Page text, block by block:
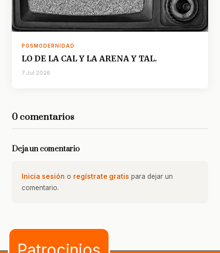
POSMODERNIDAD
LO DE LA CAL Y LA ARENA Y TAL.
7 Jul 2026
0 comentarios
Deja un comentario
Inicia sesión o regístrate gratis para dejar un
comentario.